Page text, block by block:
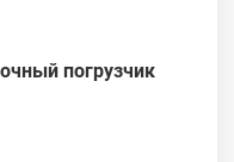
погрузчик